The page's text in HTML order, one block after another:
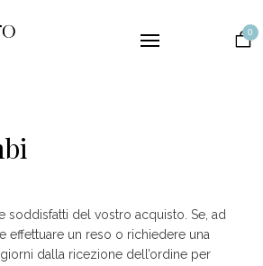
0
soddisfatti del vostro acquisto. Se, ad
effettuare un reso o richiedere una
dalla ricezione dell’ordine per